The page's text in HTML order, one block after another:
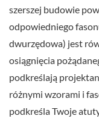
szerszej budowie
odpowiedniego
dwurzędowa) jest
osiągnięcia
podkreślają
różnymi wzorami i
podkreśla Twoje